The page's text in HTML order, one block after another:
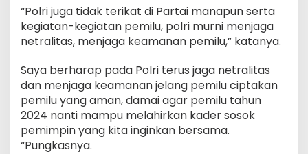
“Polri juga tidak terikat di Partai manapun serta
kegiatan-kegiatan pemilu, polri murni menjaga
netralitas, menjaga keamanan pemilu,” katanya.
Saya berharap pada Polri terus jaga netralitas
dan menjaga keamanan jelang pemilu ciptakan
pemilu yang aman, damai agar pemilu tahun
2024 nanti mampu melahirkan kader sosok
pemimpin yang kita inginkan bersama.
“Pungkasnya.